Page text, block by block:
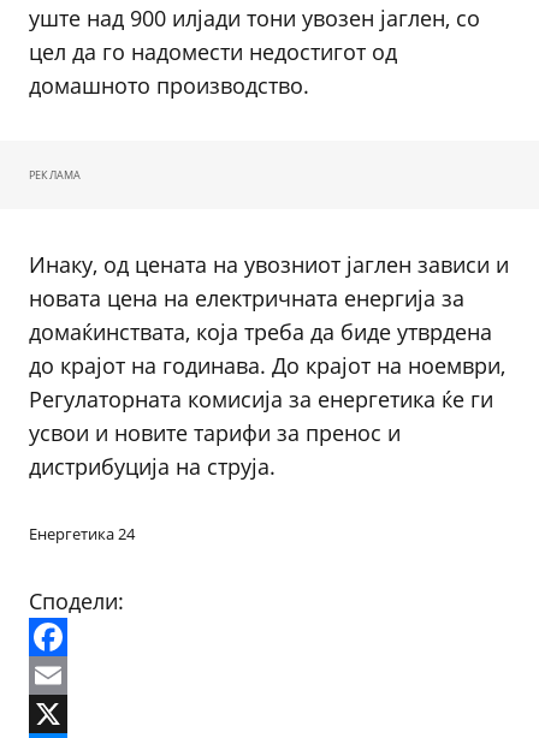
уште над 900 илјади тони увозен јаглен, со
цел да го надомести недостигот од
домашното производство.
РЕКЛАМА
Инаку, од цената на увозниот јаглен зависи и
новата цена на електричната енергија за
домаќинствата, која треба да биде утврдена
до крајот на годинава. До крајот на ноември,
Регулаторната комисија за енергетика ќе ги
усвои и новите тарифи за пренос и
дистрибуција на струја.
Енергетика 24
Сподели:
Facebook
Email